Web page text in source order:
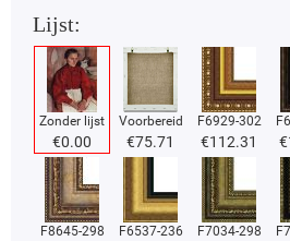
Lijst:
Zonder lijst
€0.00
Voorbereid
€75.71
F6929-302
€112.31 €
F8645-298 F6537-236 F7034-298